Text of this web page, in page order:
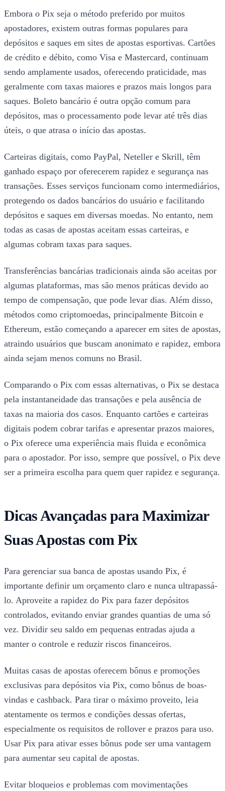
Embora o Pix seja o método preferido por muitos
apostadores, existem outras formas populares para
depósitos e saques em sites de apostas esportivas. Cartões
de crédito e débito, como Visa e Mastercard, continuam
sendo amplamente usados, oferecendo praticidade, mas
geralmente com taxas maiores e prazos mais longos para
saques. Boleto bancário é outra opção comum para
depósitos, mas o processamento pode levar até três dias
úteis, o que atrasa o início das apostas.
Carteiras digitais, como PayPal, Neteller e Skrill, têm
ganhado espaço por oferecerem rapidez e segurança nas
transações. Esses serviços funcionam como intermediários,
protegendo os dados bancários do usuário e facilitando
depósitos e saques em diversas moedas. No entanto, nem
todas as casas de apostas aceitam essas carteiras, e
algumas cobram taxas para saques.
Transferências bancárias tradicionais ainda são aceitas por
algumas plataformas, mas são menos práticas devido ao
tempo de compensação, que pode levar dias. Além disso,
métodos como criptomoedas, principalmente Bitcoin e
Ethereum, estão começando a aparecer em sites de apostas,
atraindo usuários que buscam anonimato e rapidez, embora
ainda sejam menos comuns no Brasil.
Comparando o Pix com essas alternativas, o Pix se destaca
pela instantaneidade das transações e pela ausência de
taxas na maioria dos casos. Enquanto cartões e carteiras
digitais podem cobrar tarifas e apresentar prazos maiores,
o Pix oferece uma experiência mais fluida e econômica
para o apostador. Por isso, sempre que possível, o Pix deve
ser a primeira escolha para quem quer rapidez e segurança.
Dicas Avançadas para Maximizar
Suas Apostas com Pix
Para gerenciar sua banca de apostas usando Pix, é
importante definir um orçamento claro e nunca ultrapassá-
lo. Aproveite a rapidez do Pix para fazer depósitos
controlados, evitando enviar grandes quantias de uma só
vez. Dividir seu saldo em pequenas entradas ajuda a
manter o controle e reduzir riscos financeiros.
Muitas casas de apostas oferecem bônus e promoções
exclusivas para depósitos via Pix, como bônus de boas-
vindas e cashback. Para tirar o máximo proveito, leia
atentamente os termos e condições dessas ofertas,
especialmente os requisitos de rollover e prazos para uso.
Usar Pix para ativar esses bônus pode ser uma vantagem
para aumentar seu capital de apostas.
Evitar bloqueios e problemas com movimentações